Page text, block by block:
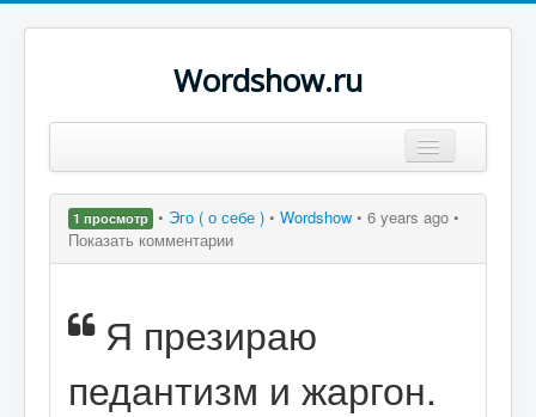
Wordshow.ru
Популярные цитаты
Поиск
1 просмотр • Эго ( о себе ) • Wordshow • 6 years ago •
Показать комментарии
Я презираю
педантизм и жаргон.